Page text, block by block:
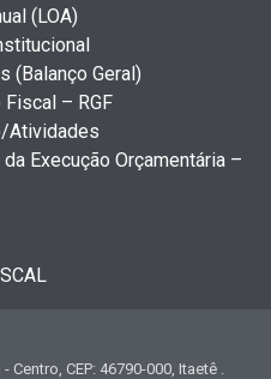
(LOA)
(Balanço Geral)
– RGF
Atividades
Execução Orçamentária –
CEP: 46790-000, Itaetê .